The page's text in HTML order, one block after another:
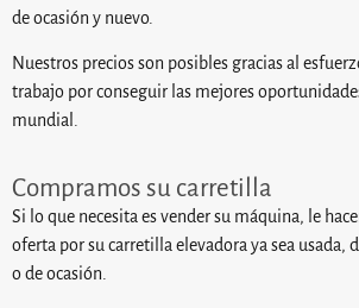
de ocasión y nuevo.
Nuestros precios son posibles gracias al
trabajo por conseguir las mejores
mundial.
Compramos su carretilla
Si lo que necesita es vender su máquina, le
oferta por su carretilla elevadora ya sea usada,
o de ocasión.